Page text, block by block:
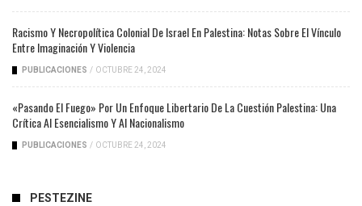
Racismo Y Necropolítica Colonial De Israel En Palestina: Notas Sobre El Vínculo
Entre Imaginación Y Violencia
PUBLICACIONES / OCTUBRE 24, 2024
«Pasando El Fuego» Por Un Enfoque Libertario De La Cuestión Palestina: Una
Crítica Al Esencialismo Y Al Nacionalismo
PUBLICACIONES / OCTUBRE 24, 2024
PESTEZINE